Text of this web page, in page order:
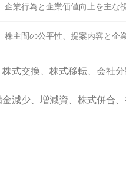
企業行為と企業価値向上を主な
株主間の公平性、提案内容と企
式交換、株式移転、会社
減少、増減資、株式併合